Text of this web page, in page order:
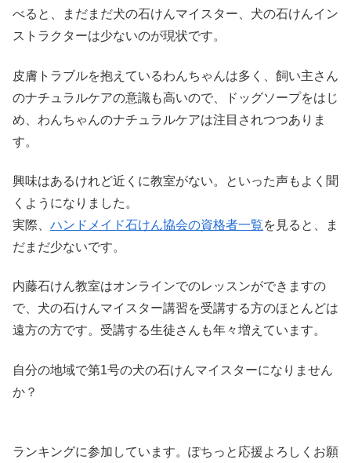
べると、まだまだ犬の石けんマイスター、犬の石けんイン
ストラクターは少ないのが現状です。
皮膚トラブルを抱えているわんちゃんは多く、飼い主さん
のナチュラルケアの意識も高いので、ドッグソープをはじ
め、わんちゃんのナチュラルケアは注目されつつありま
す。
興味はあるけれど近くに教室がない。といった声もよく聞
くようになりました。
実際、 ハンドメイド石けん協会の資格者一覧を見ると、ま
だまだ少ないです。
内藤石けん教室はオンラインでのレッスンができますの
で、犬の石けんマイスター講習を受講する方のほとんどは
遠方の方です。受講する生徒さんも年々増えています。
自分の地域で第1号の犬の石けんマイスターになりません
か？
ランキングに参加しています。ぽちっと応援よろしくお願